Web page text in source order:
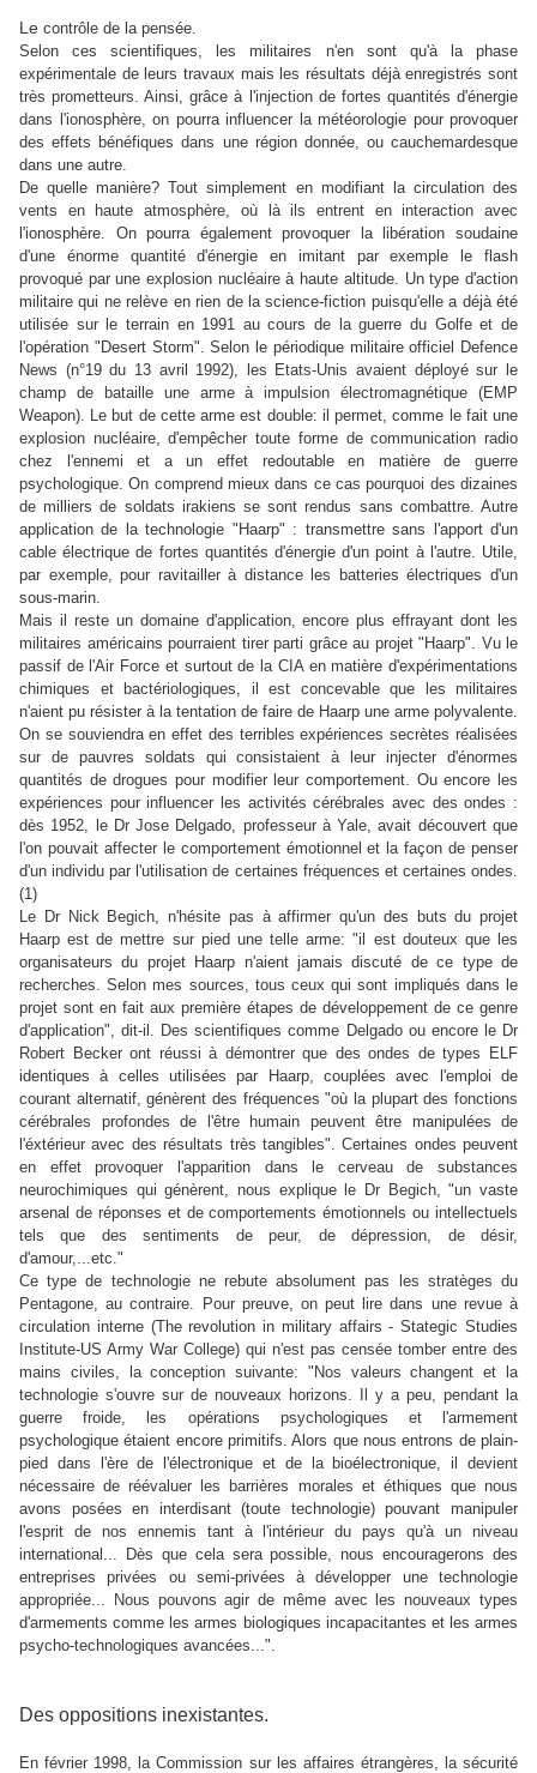
Le contrôle de la pensée.
Selon ces scientifiques, les militaires n'en sont qu'à la phase
expérimentale de leurs travaux mais les résultats déjà enregistrés sont
très prometteurs. Ainsi, grâce à l'injection de fortes quantités d'énergie
dans l'ionosphère, on pourra influencer la météorologie pour provoquer
des effets bénéfiques dans une région donnée, ou cauchemardesque
dans une autre.
De quelle manière? Tout simplement en modifiant la circulation des
vents en haute atmosphère, où là ils entrent en interaction avec
l'ionosphère. On pourra également provoquer la libération soudaine
d'une énorme quantité d'énergie en imitant par exemple le flash
provoqué par une explosion nucléaire à haute altitude. Un type d'action
militaire qui ne relève en rien de la science-fiction puisqu'elle a déjà été
utilisée sur le terrain en 1991 au cours de la guerre du Golfe et de
l'opération "Desert Storm". Selon le périodique militaire officiel Defence
News (n°19 du 13 avril 1992), les Etats-Unis avaient déployé sur le
champ de bataille une arme à impulsion électromagnétique (EMP
Weapon). Le but de cette arme est double: il permet, comme le fait une
explosion nucléaire, d'empêcher toute forme de communication radio
chez l'ennemi et a un effet redoutable en matière de guerre
psychologique. On comprend mieux dans ce cas pourquoi des dizaines
de milliers de soldats irakiens se sont rendus sans combattre. Autre
application de la technologie "Haarp" : transmettre sans l'apport d'un
cable électrique de fortes quantités d'énergie d'un point à l'autre. Utile,
par exemple, pour ravitailler à distance les batteries électriques d'un
sous-marin.
Mais il reste un domaine d'application, encore plus effrayant dont les
militaires américains pourraient tirer parti grâce au projet "Haarp". Vu le
passif de l'Air Force et surtout de la CIA en matière d'expérimentations
chimiques et bactériologiques, il est concevable que les militaires
n'aient pu résister à la tentation de faire de Haarp une arme polyvalente.
On se souviendra en effet des terribles expériences secrètes réalisées
sur de pauvres soldats qui consistaient à leur injecter d'énormes
quantités de drogues pour modifier leur comportement. Ou encore les
expériences pour influencer les activités cérébrales avec des ondes :
dès 1952, le Dr Jose Delgado, professeur à Yale, avait découvert que
l'on pouvait affecter le comportement émotionnel et la façon de penser
d'un individu par l'utilisation de certaines fréquences et certaines ondes.
(1)
Le Dr Nick Begich, n'hésite pas à affirmer qu'un des buts du projet
Haarp est de mettre sur pied une telle arme: "il est douteux que les
organisateurs du projet Haarp n'aient jamais discuté de ce type de
recherches. Selon mes sources, tous ceux qui sont impliqués dans le
projet sont en fait aux première étapes de développement de ce genre
d'application", dit-il. Des scientifiques comme Delgado ou encore le Dr
Robert Becker ont réussi à démontrer que des ondes de types ELF
identiques à celles utilisées par Haarp, couplées avec l'emploi de
courant alternatif, génèrent des fréquences "où la plupart des fonctions
cérébrales profondes de l'être humain peuvent être manipulées de
l'éxtérieur avec des résultats très tangibles". Certaines ondes peuvent
en effet provoquer l'apparition dans le cerveau de substances
neurochimiques qui génèrent, nous explique le Dr Begich, "un vaste
arsenal de réponses et de comportements émotionnels ou intellectuels
tels que des sentiments de peur, de dépression, de désir,
d'amour,...etc."
Ce type de technologie ne rebute absolument pas les stratèges du
Pentagone, au contraire. Pour preuve, on peut lire dans une revue à
circulation interne (The revolution in military affairs - Stategic Studies
Institute-US Army War College) qui n'est pas censée tomber entre des
mains civiles, la conception suivante: "Nos valeurs changent et la
technologie s'ouvre sur de nouveaux horizons. Il y a peu, pendant la
guerre froide, les opérations psychologiques et l'armement
psychologique étaient encore primitifs. Alors que nous entrons de plain-
pied dans l'ère de l'électronique et de la bioélectronique, il devient
nécessaire de réévaluer les barrières morales et éthiques que nous
avons posées en interdisant (toute technologie) pouvant manipuler
l'esprit de nos ennemis tant à l'intérieur du pays qu'à un niveau
international... Dès que cela sera possible, nous encouragerons des
entreprises privées ou semi-privées à développer une technologie
appropriée... Nous pouvons agir de même avec les nouveaux types
d'armements comme les armes biologiques incapacitantes et les armes
psycho-technologiques avancées...".
Des oppositions inexistantes.
En février 1998, la Commission sur les affaires étrangères, la sécurité